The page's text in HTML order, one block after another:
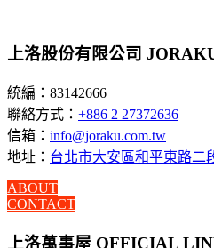
上洛股份有限公司
統編：83142666
聯絡方式： +886 2 27372636
信箱： info@joraku.com.tw
地址： 台北市大安區和平東路二
ABOUT
CONTACT
上洛萬事屋 OFFICIAL